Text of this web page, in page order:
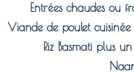
Entrées chaudes ou
Viande de poulet
Riz Basmati plus